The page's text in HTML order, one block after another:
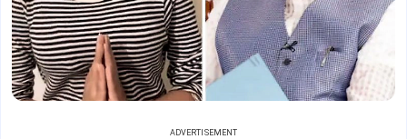
ADVERTISEMENT